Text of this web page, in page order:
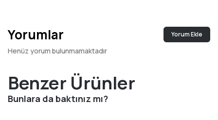
Yorumlar Yorum Ekle
Henüz yorum bulunmamaktadır
Benzer Ürünler
Bunlara da baktınız mı?